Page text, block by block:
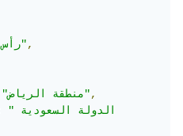
"رأس تنورة",
"منطقة الرياض",
"الدولة السعودية